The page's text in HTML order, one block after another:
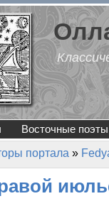
Восточные поэты
портала »